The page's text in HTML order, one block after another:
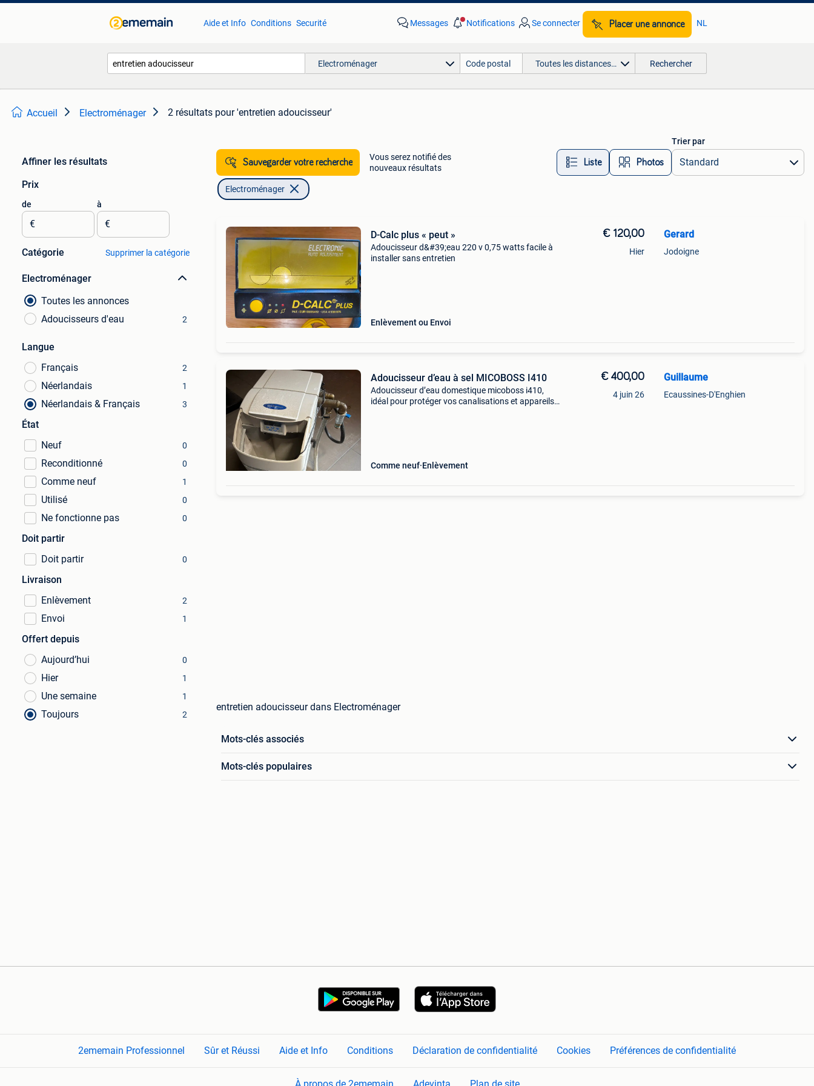
Aide et Info Conditions Securité Messages Notifications Se connecter Placer une annonce NL
Electroménager Toutes les distances… Rechercher
Accueil Electroménager 2 résultats pour 'entretien adoucisseur'
Affiner les résultats
Prix
de
€
à
€
Catégorie Supprimer la catégorie
Electroménager
Toutes les annonces
Adoucisseurs d'eau
2
Langue
Français
2
Néerlandais 1
Néerlandais & Français 3
État
Neuf
0
Reconditionné 0
Comme neuf 1
Utilisé 0
Ne fonctionne pas 0
Doit partir
Doit partir
0
Livraison
Enlèvement
2
Envoi 1
Offert depuis
Aujourd’hui
0
Hier 1
Une semaine 1
Toujours 2
Sauvegarder votre recherche
Vous serez notifié des
nouveaux résultats
Liste Photos
Trier par
Electroménager
D-Calc plus « peut »
Adoucisseur d&#39;eau 220 v 0,75 watts facile à
installer sans entretien
Enlèvement ou Envoi
€ 120,00
Hier
Gerard
Jodoigne
Adoucisseur d’eau à sel MICOBOSS I410
Adoucisseur d’eau domestique micoboss i410,
idéal pour protéger vos canalisations et appareils
Comme neuf Enlèvement
€ 400,00
4 juin 26
Guillaume
Ecaussines-D'Enghien
entretien adoucisseur dans Electroménager
Mots-clés associés
Mots-clés populaires
2ememain Professionnel Sûr et Réussi Aide et Info Conditions Déclaration de confidentialité Cookies Préférences de confidentialité